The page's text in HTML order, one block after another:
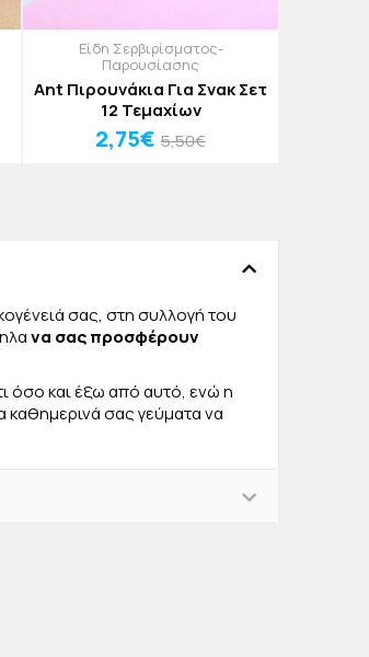
Είδη Σερβιρίσματος-
Παρουσίασης
Ant Πιρουνάκια Για Σνακ Σετ
12 Τεμαχίων
2,75€ 5,50€
σας, στη συλλογή του
να σας προσφέρουν
όσο και έξω από αυτό, ενώ η
καθημερινά σας γεύματα να